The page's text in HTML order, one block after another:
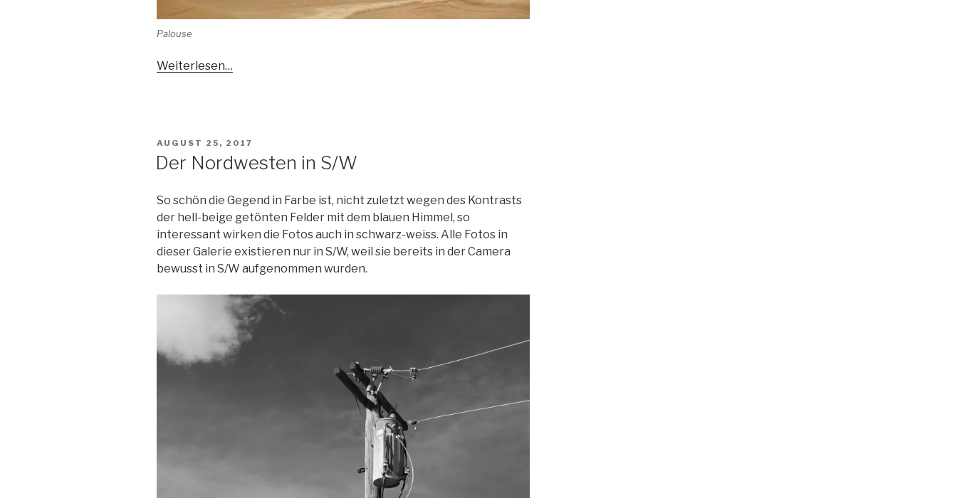
Palouse
Weiterlesen…
VERÖFFENTLICHT
AUGUST 25, 2017
Der Nordwesten in S/W
So schön die Gegend in Farbe ist, nicht zuletzt wegen des Kontrasts
der hell-beige getönten Felder mit dem blauen Himmel, so
interessant wirken die Fotos auch in schwarz-weiss. Alle Fotos in
dieser Galerie existieren nur in S/W, weil sie bereits in der Camera
bewusst in S/W aufgenommen wurden.